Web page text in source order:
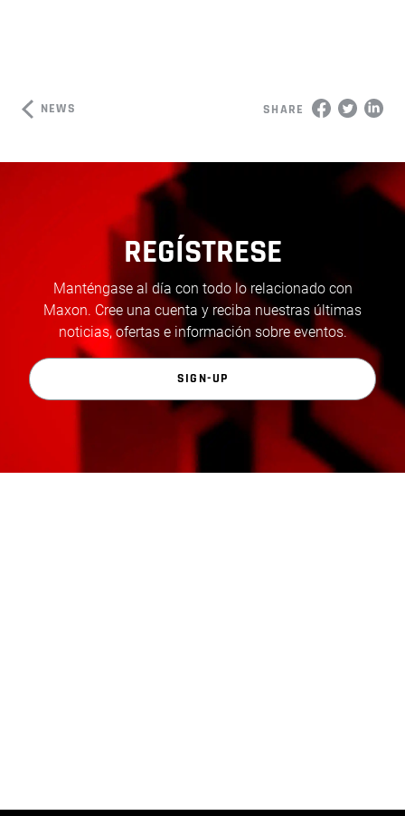
NEWS SHARE
REGÍSTRESE
Manténgase al día con todo lo relacionado con
Maxon. Cree una cuenta y reciba nuestras últimas
noticias, ofertas e información sobre eventos.
SIGN-UP